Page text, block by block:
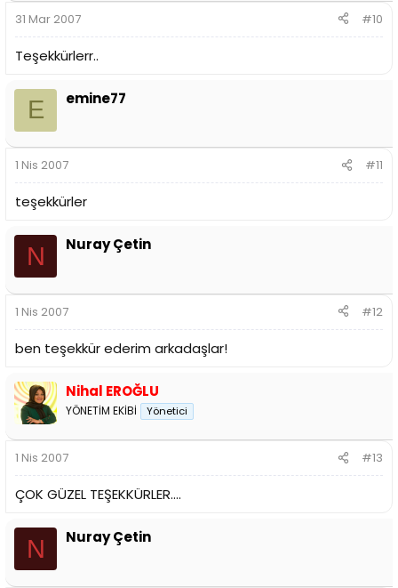
31 Mar 2007 #10
Teşekkürlerr..
E emine77
1 Nis 2007 #11
teşekkürler
N Nuray Çetin
1 Nis 2007 #12
ben teşekkür ederim arkadaşlar!
Nihal EROĞLU
YÖNETİM EKİBİ Yönetici
1 Nis 2007 #13
ÇOK GÜZEL TEŞEKKÜRLER....
N Nuray Çetin